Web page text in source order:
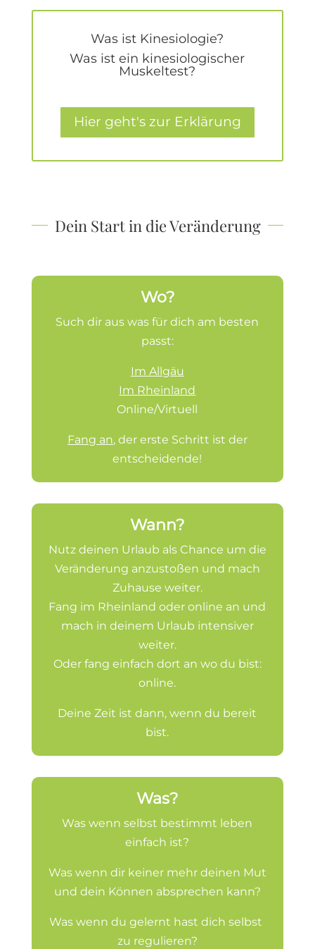
Was ist Kinesiologie?
Was ist ein kinesiologischer
Muskeltest?
Hier geht's zur Erklärung
Dein Start in die Veränderung
Wo?
Such dir aus was für dich am besten
passt:
Im Allgäu
Im Rheinland
Online/Virtuell
Fang an, der erste Schritt ist der
entscheidende!
Wann?
Nutz deinen Urlaub als Chance um die
Veränderung anzustoßen und mach
Zuhause weiter.
Fang im Rheinland oder online an und
mach in deinem Urlaub intensiver
weiter.
Oder fang einfach dort an wo du bist:
online.
Deine Zeit ist dann, wenn du bereit
bist.
Was?
Was wenn selbst bestimmt leben
einfach ist?
Was wenn dir keiner mehr deinen Mut
und dein Können absprechen kann?
Was wenn du gelernt hast dich selbst
zu regulieren?